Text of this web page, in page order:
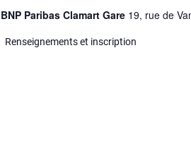
BNP Paribas Clamart Gare 19, rue de
Renseignements et inscription